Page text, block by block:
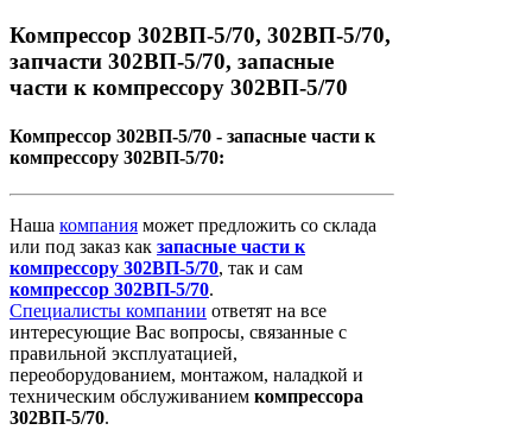
Компрессор 302ВП-5/70, 302ВП-5/70,
запчасти 302ВП-5/70, запасные
части к компрессору 302ВП-5/70
Компрессор 302ВП-5/70 - запасные части к
компрессору 302ВП-5/70:
Наша компания может предложить со склада
или под заказ как запасные части к
компрессору 302ВП-5/70, так и сам
компрессор 302ВП-5/70.
Специалисты компании ответят на все
интересующие Вас вопросы, связанные с
правильной эксплуатацией,
переоборудованием, монтажом, наладкой и
техническим обслуживанием компрессора
302ВП-5/70.